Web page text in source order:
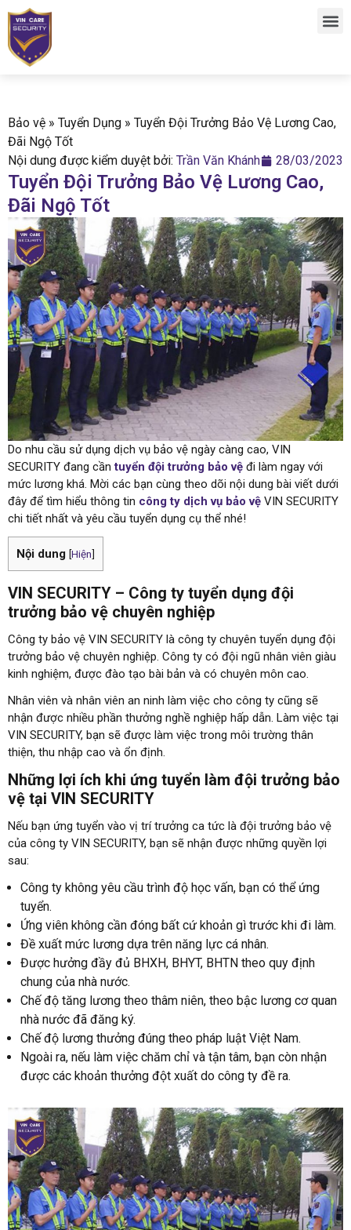
Bảo vệ » Tuyển Dụng » Tuyển Đội Trưởng Bảo Vệ Lương Cao,
Đãi Ngộ Tốt
Nội dung được kiểm duyệt bởi: Trần Văn Khánh 28/03/2023
Tuyển Đội Trưởng Bảo Vệ Lương Cao,
Đãi Ngộ Tốt
Do nhu cầu sử dụng dịch vụ bảo vệ ngày càng cao, VIN
SECURITY đang cầntuyển đội trưởng bảo vệ đi làm ngay với
mức lương khá. Mời các bạn cùng theo dõi nội dung bài viết dưới
đây để tìm hiểu thông tin công ty dịch vụ bảo vệ VIN SECURITY
chi tiết nhất và yêu cầu tuyển dụng cụ thể nhé!
Nội dung [Hiện]
VIN SECURITY – Công ty tuyển dụng đội
trưởng bảo vệ chuyên nghiệp
Công ty bảo vệ VIN SECURITY là công ty chuyên tuyển dụng đội
trưởng bảo vệ chuyên nghiệp. Công ty có đội ngũ nhân viên giàu
kinh nghiệm, được đào tạo bài bản và có chuyên môn cao.
Nhân viên và nhân viên an ninh làm việc cho công ty cũng sẽ
nhận được nhiều phần thưởng nghề nghiệp hấp dẫn. Làm việc tại
VIN SECURITY, bạn sẽ được làm việc trong môi trường thân
thiện, thu nhập cao và ổn định.
Những lợi ích khi ứng tuyển làm đội trưởng bảo
vệ tại VIN SECURITY
Nếu bạn ứng tuyển vào vị trí trưởng ca tức là đội trưởng bảo vệ
của công ty VIN SECURITY, bạn sẽ nhận được những quyền lợi
sau:
Công ty không yêu cầu trình độ học vấn, bạn có thể ứng
tuyển.
Ứng viên không cần đóng bất cứ khoản gì trước khi đi làm.
Đề xuất mức lương dựa trên năng lực cá nhân.
Được hưởng đầy đủ BHXH, BHYT, BHTN theo quy định
chung của nhà nước.
Chế độ tăng lương theo thâm niên, theo bậc lương cơ quan
nhà nước đã đăng ký.
Chế độ lương thưởng đúng theo pháp luật Việt Nam.
Ngoài ra, nếu làm việc chăm chỉ và tận tâm, bạn còn nhận
được các khoản thưởng đột xuất do công ty đề ra.